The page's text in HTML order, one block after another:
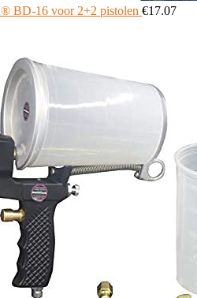
BD-16 voor 2+2 pistolen €17.07